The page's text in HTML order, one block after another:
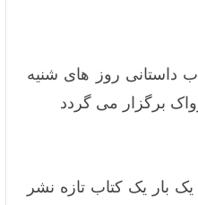
داستانی روز های شنیه
بار یک کتاب تازه نشر